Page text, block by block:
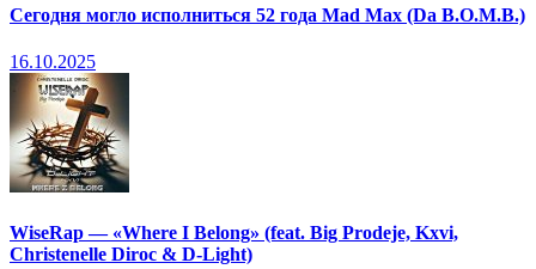
Сегодня могло исполниться 52 года Mad Max (Da B.O.M.B.)
16.10.2025
WiseRap — «Where I Belong» (feat. Big Prodeje, Kxvi,
Christenelle Diroc & D-Light)